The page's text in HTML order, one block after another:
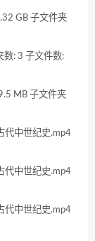
GB 子文件夹
: 3 子文件数:
MB 子文件夹
中世纪史.mp4
中世纪史.mp4
中世纪史.mp4